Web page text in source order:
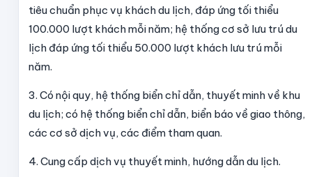
tiêu chuẩn phục vụ khách du lịch, đáp ứng tối thiểu
100.000 lượt khách mỗi năm; hệ thống cơ sở lưu trú du
lịch đáp ứng tối thiểu 50.000 lượt khách lưu trú mỗi
năm.
3. Có nội quy, hệ thống biển chỉ dẫn, thuyết minh về khu
du lịch; có hệ thống biển chỉ dẫn, biển báo về giao thông,
các cơ sở dịch vụ, các điểm tham quan.
4. Cung cấp dịch vụ thuyết minh, hướng dẫn du lịch.